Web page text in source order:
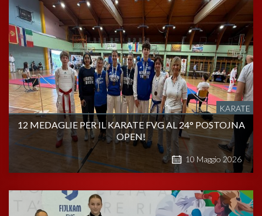
KARATE
12 MEDAGLIE PER IL KARATE FVG AL 24° POSTOJNA
OPEN!
10 Maggio 2026